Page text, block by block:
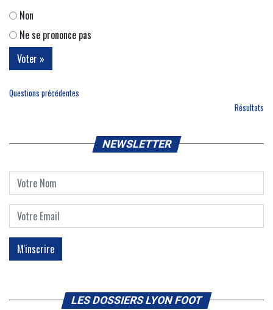
Non
Ne se prononce pas
Questions précédentes
Résultats
NEWSLETTER
LES DOSSIERS LYON FOOT